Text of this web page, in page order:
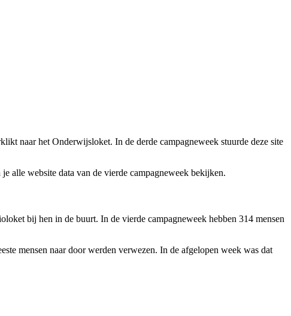
naar het Onderwijsloket. In de derde campagneweek stuurde deze site
je alle website data van de vierde campagneweek bekijken.
bij hen in de buurt. In de vierde campagneweek hebben 314 mensen
mensen naar door werden verwezen. In de afgelopen week was dat